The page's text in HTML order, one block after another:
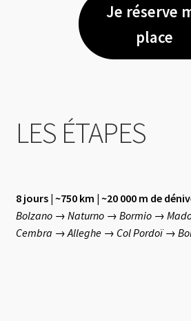
Je réserve
place
LES ÉTAPES
8 jours | ~750 km | ~20 000 m de
Bolzano → Naturno → Bormio →
Cembra → Alleghe → Col Pordoï →